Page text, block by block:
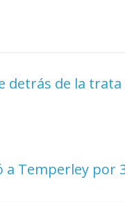
detrás de la
a Temperley por